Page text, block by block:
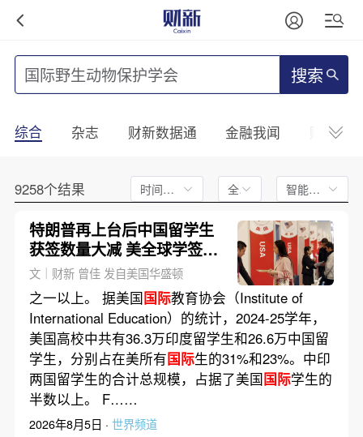
搜索
综合 杂志 财新数据通 金融我闻 财新
9258个结果 时间不限 全文 智能排序
特朗普再上台后中国留学生
获签数量大减 美全球学签拒
签率达十年最高(含视频)
文｜财新 曾佳 发自美国华盛顿
之一以上。 据美国国际教育协会（Institute of
International Education）的统计，2024-25学年，
美国高校中共有36.3万印度留学生和26.6万中国留
学生，分别占在美所有国际生的31%和23%。中印
两国留学生的合计总规模，占据了美国国际学生的
半数以上。 F……
2026年8月5日 · 世界频道